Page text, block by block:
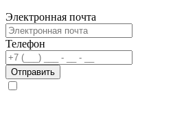
Электронная почта
Телефон
Отправить